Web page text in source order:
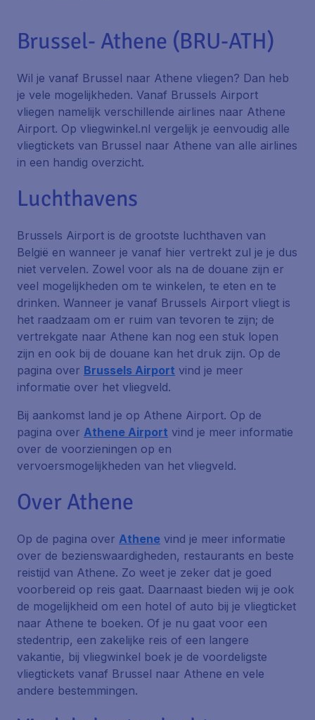
Brussel- Athene (BRU-ATH)
Wil je vanaf Brussel naar Athene vliegen? Dan heb
je vele mogelijkheden. Vanaf Brussels Airport
vliegen namelijk verschillende airlines naar Athene
Airport. Op vliegwinkel.nl vergelijk je eenvoudig alle
vliegtickets van Brussel naar Athene van alle airlines
in een handig overzicht.
Luchthavens
Brussels Airport is de grootste luchthaven van
België en wanneer je vanaf hier vertrekt zul je je dus
niet vervelen. Zowel voor als na de douane zijn er
veel mogelijkheden om te winkelen, te eten en te
drinken. Wanneer je vanaf Brussels Airport vliegt is
het raadzaam om er ruim van tevoren te zijn; de
vertrekgate naar Athene kan nog een stuk lopen
zijn en ook bij de douane kan het druk zijn. Op de
pagina over Brussels Airport vind je meer
informatie over het vliegveld.
Bij aankomst land je op Athene Airport. Op de
pagina over Athene Airport vind je meer informatie
over de voorzieningen op en
vervoersmogelijkheden van het vliegveld.
Over Athene
Op de pagina over Athene vind je meer informatie
over de bezienswaardigheden, restaurants en beste
reistijd van Athene. Zo weet je zeker dat je goed
voorbereid op reis gaat. Daarnaast bieden wij je ook
de mogelijkheid om een hotel of auto bij je vliegticket
naar Athene te boeken. Of je nu gaat voor een
stedentrip, een zakelijke reis of een langere
vakantie, bij vliegwinkel boek je de voordeligste
vliegtickets vanaf Brussel naar Athene en vele
andere bestemmingen.